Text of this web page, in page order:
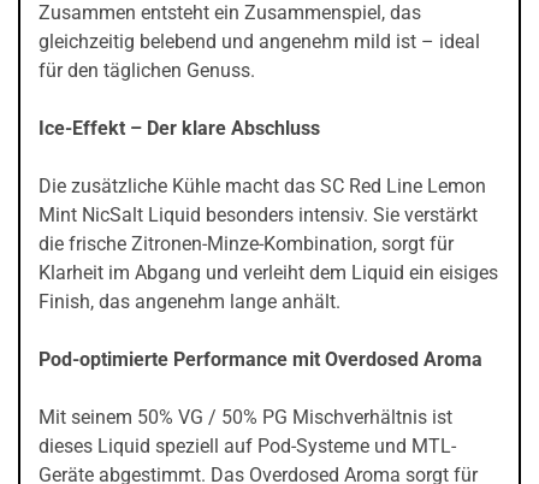
Zusammen entsteht ein Zusammenspiel, das
gleichzeitig belebend und angenehm mild ist – ideal
für den täglichen Genuss.
Ice-Effekt – Der klare Abschluss
Die zusätzliche Kühle macht das SC Red Line Lemon
Mint NicSalt Liquid besonders intensiv. Sie verstärkt
die frische Zitronen-Minze-Kombination, sorgt für
Klarheit im Abgang und verleiht dem Liquid ein eisiges
Finish, das angenehm lange anhält.
Pod-optimierte Performance mit Overdosed Aroma
Mit seinem 50% VG / 50% PG Mischverhältnis ist
dieses Liquid speziell auf Pod-Systeme und MTL-
Geräte abgestimmt. Das Overdosed Aroma sorgt für